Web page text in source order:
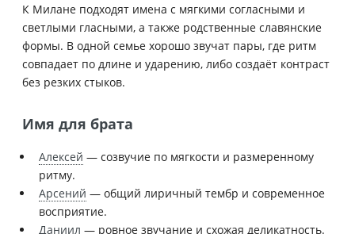
К Милане подходят имена с мягкими согласными и
светлыми гласными, а также родственные славянские
формы. В одной семье хорошо звучат пары, где ритм
совпадает по длине и ударению, либо создаёт контраст
без резких стыков.
Имя для брата
Алексей — созвучие по мягкости и размеренному
ритму.
Арсений — общий лиричный тембр и современное
восприятие.
Даниил — ровное звучание и схожая деликатность.